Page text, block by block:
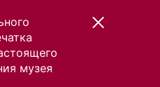
музея